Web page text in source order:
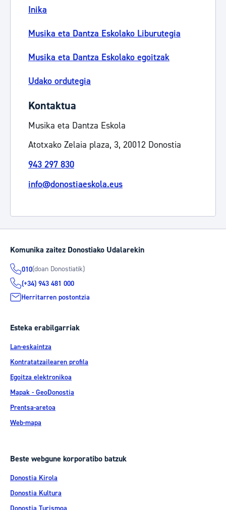
Inika
Musika eta Dantza Eskolako Liburutegia
Musika eta Dantza Eskolako egoitzak
Udako ordutegia
Kontaktua
Musika eta Dantza Eskola
Atotxako Zelaia plaza, 3, 20012 Donostia
943 297 830
info@donostiaeskola.eus
Komunika zaitez Donostiako Udalarekin
010(doan Donostiatik)
(+34) 943 481 000
Herritarren postontzia
Esteka erabilgarriak
Lan-eskaintza
Kontratatzailearen profila
Egoitza elektronikoa
Mapak - GeoDonostia
Prentsa-aretoa
Web-mapa
Beste webgune korporatibo batzuk
Donostia Kirola
Donostia Kultura